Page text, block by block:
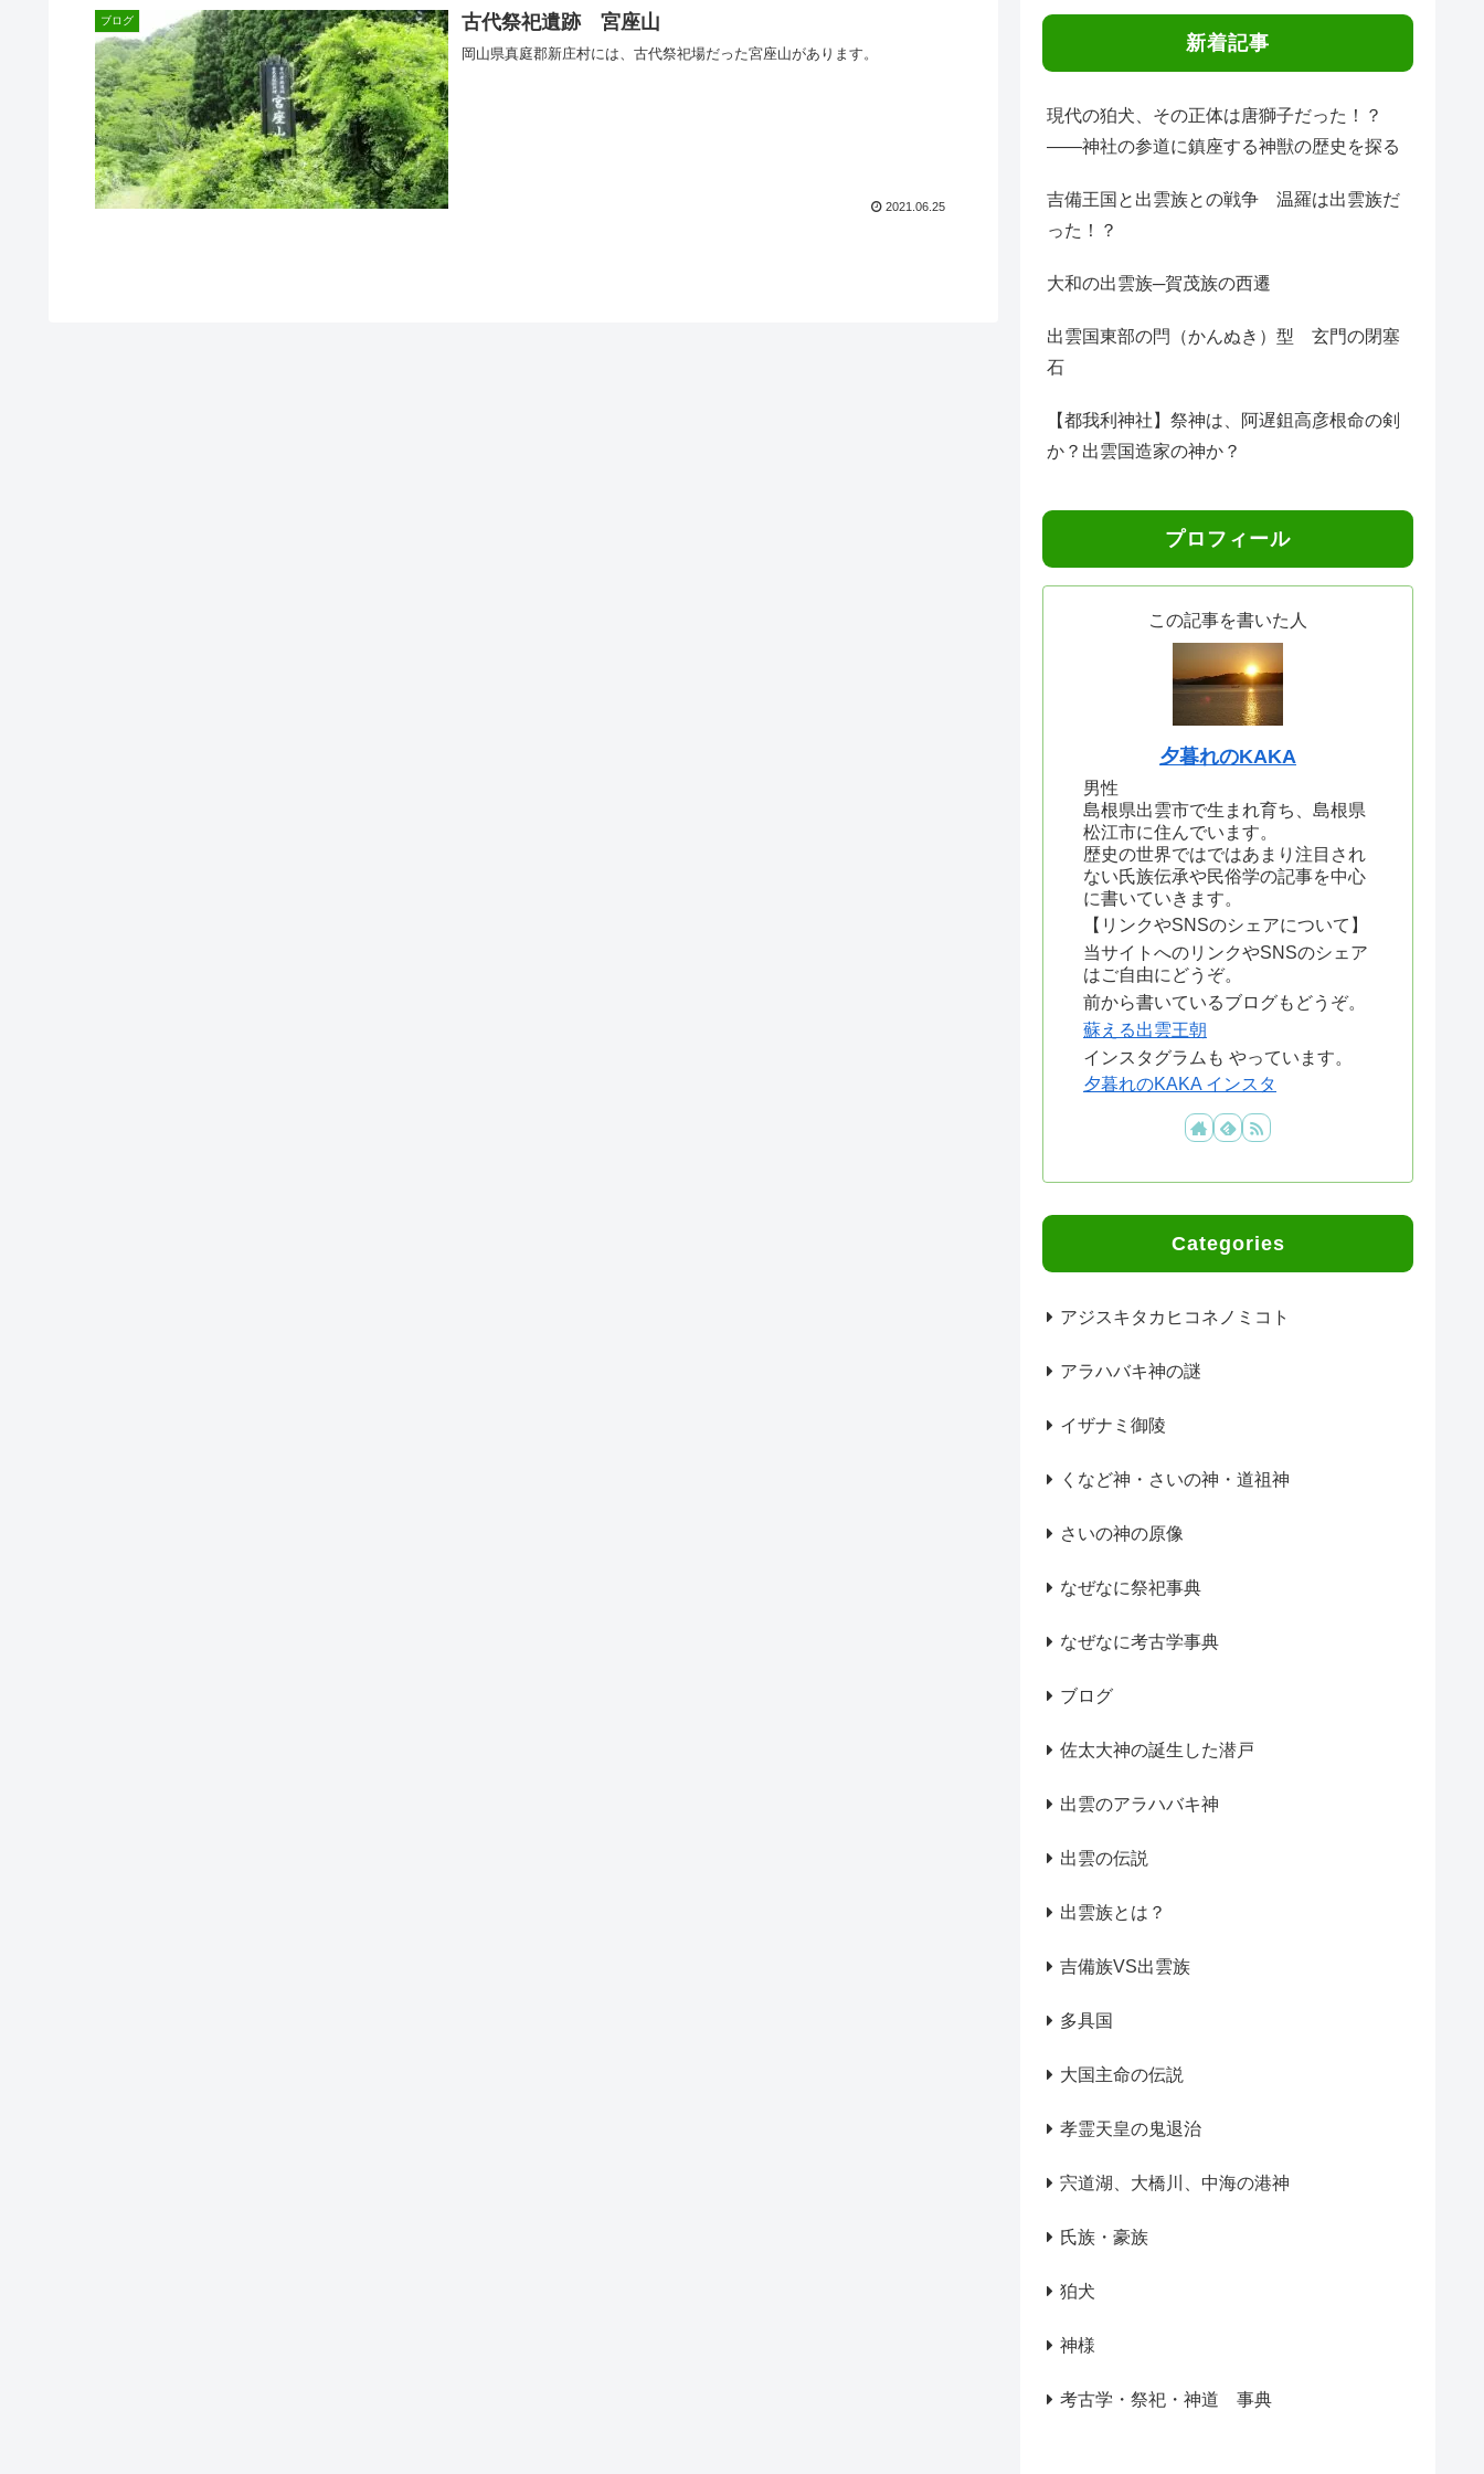
ブログ 古代祭祀遺跡 宮座山
岡山県真庭郡新庄村には、古代祭祀場だった宮座山があります。
2021.06.25
新着記事
現代の狛犬、その正体は唐獅子だった！？
――神社の参道に鎮座する神獣の歴史を探る
吉備王国と出雲族との戦争 温羅は出雲族だ
った！？
大和の出雲族─賀茂族の西遷
出雲国東部の閂（かんぬき）型 玄門の閉塞
石
【都我利神社】祭神は、阿遅鉏高彦根命の剣
か？出雲国造家の神か？
プロフィール
この記事を書いた人
夕暮れのKAKA
男性
島根県出雲市で生まれ育ち、島根県
松江市に住んでいます。
歴史の世界ではではあまり注目され
ない氏族伝承や民俗学の記事を中心
に書いていきます。
【リンクやSNSのシェアについて】
当サイトへのリンクやSNSのシェア
はご自由にどうぞ。
前から書いているブログもどうぞ。
蘇える出雲王朝
インスタグラムも やっています。
夕暮れのKAKA インスタ
Categories
アジスキタカヒコネノミコト
アラハバキ神の謎
イザナミ御陵
くなど神・さいの神・道祖神
さいの神の原像
なぜなに祭祀事典
なぜなに考古学事典
ブログ
佐太大神の誕生した潜戸
出雲のアラハバキ神
出雲の伝説
出雲族とは？
吉備族VS出雲族
多具国
大国主命の伝説
孝霊天皇の鬼退治
宍道湖、大橋川、中海の港神
氏族・豪族
狛犬
神様
考古学・祭祀・神道 事典